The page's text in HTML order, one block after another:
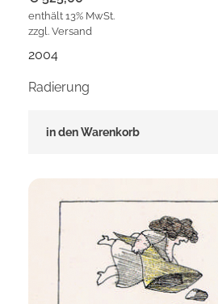
enthält 13% MwSt.
zzgl. Versand
2004
Radierung
in den Warenkorb